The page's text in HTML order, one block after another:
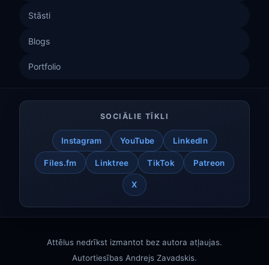
Stāsti
Blogs
Portfolio
SOCIĀLIE TĪKLI
Instagram YouTube LinkedIn
Files.fm Linktree TikTok Patreon
X
Attēlus nedrīkst izmantot bez autora atļaujas.
Autortiesības Andrejs Zavadskis.